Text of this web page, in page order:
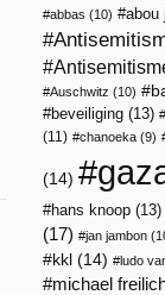
abbas (10) abou
Auschwitz (10)
beveiliging (13)
(11)
chanoeka (9)
(14)
hans knoop (13)
(17)
jan jambon
kkl (14) ludo
michael